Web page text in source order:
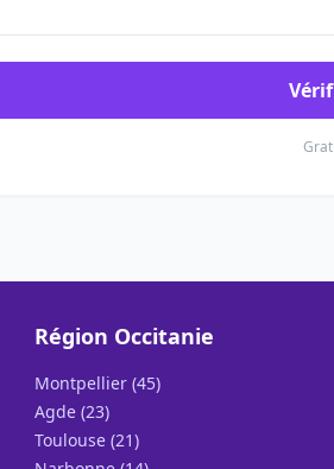
Région Occitanie
Montpellier (45)
Agde (23)
Toulouse (21)